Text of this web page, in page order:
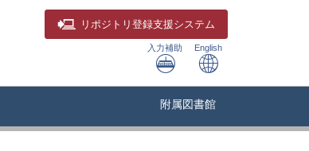
リポジトリ 登録支援システム
入力補助 English
附属図書館